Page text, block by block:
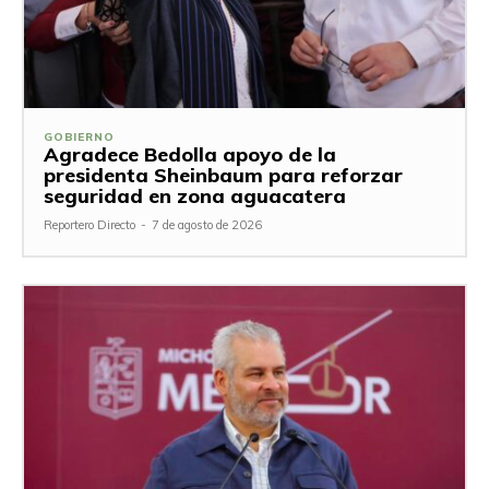
GOBIERNO
Agradece Bedolla apoyo de la
presidenta Sheinbaum para reforzar
seguridad en zona aguacatera
Reportero Directo - 7 de agosto de 2026